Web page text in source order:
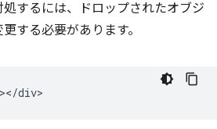
するには、ドロップされたオブジ
する必要があります。